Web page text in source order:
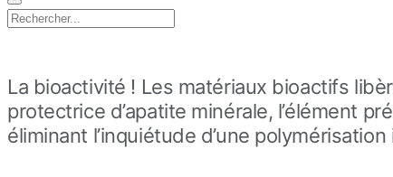
Search
La bioactivité ! Les matériaux bioactifs
protectrice d’apatite minérale, l’élément
éliminant l’inquiétude d’une